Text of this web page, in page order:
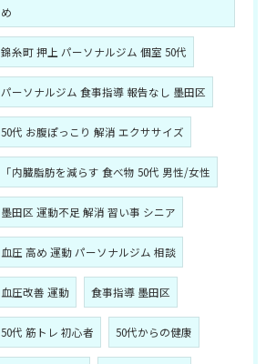
め
錦糸町 押上 パーソナルジム 個室 50代
パーソナルジム 食事指導 報告なし 墨田区
50代 お腹ぽっこり 解消 エクササイズ
「内臓脂肪を減らす 食べ物 50代 男性/女性
墨田区 運動不足 解消 習い事 シニア
血圧 高め 運動 パーソナルジム 相談
血圧改善 運動 食事指導 墨田区
50代 筋トレ 初心者 50代からの健康